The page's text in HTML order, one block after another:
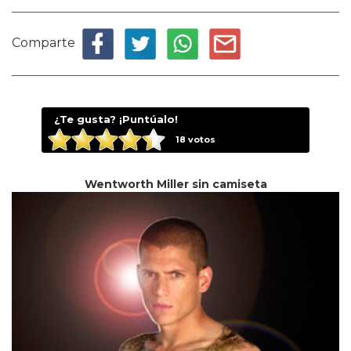
Comparte
¿Te gusta? ¡Puntúalo!
18 votos
Wentworth Miller sin camiseta